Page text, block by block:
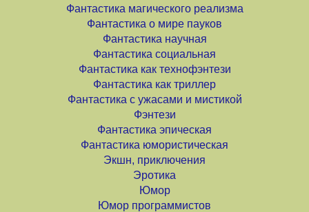
Фантастика магического реализма
Фантастика о мире пауков
Фантастика научная
Фантастика социальная
Фантастика как технофэнтези
Фантастика как триллер
Фантастика с ужасами и мистикой
Фэнтези
Фантастика эпическая
Фантастика юмористическая
Экшн, приключения
Эротика
Юмор
Юмор программистов